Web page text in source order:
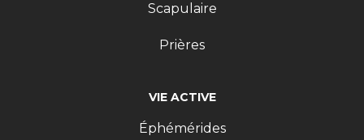
VIE ACTIVE
Éphémérides
Scapulaire
Prières